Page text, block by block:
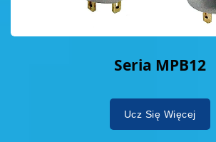
Seria MPB12
Ucz Się Więcej